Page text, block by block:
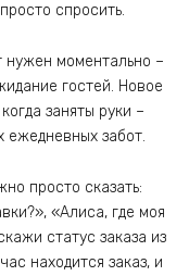
спросить.
нужен моментально –
гостей. Новое
заняты руки –
ежедневных забот.
просто сказать:
«Алиса, где моя
статус заказа из
находится заказ, и